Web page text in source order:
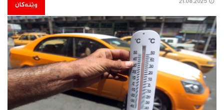
وێنەکان